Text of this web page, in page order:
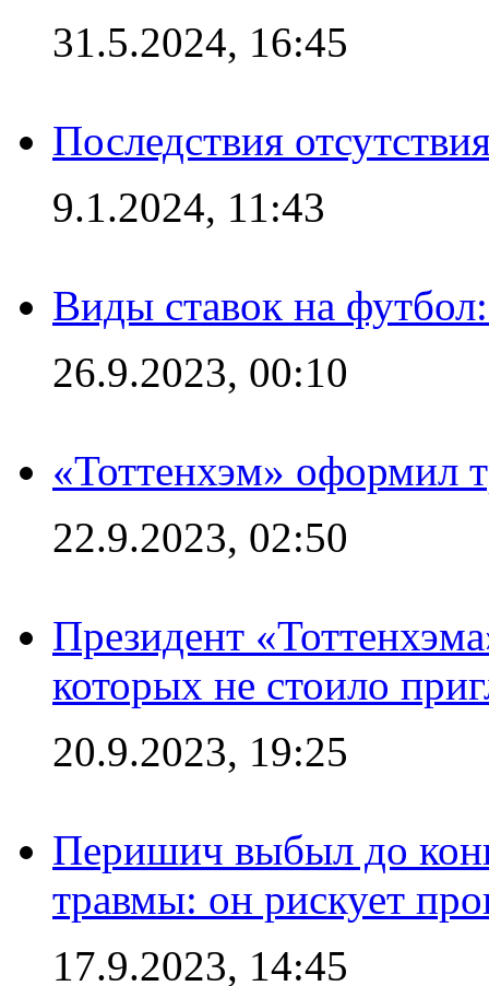
31.5.2024, 16:45
Последствия
9.1.2024, 11:43
Виды ставок на
26.9.2023, 00:10
«Тоттенхэм» оформил
22.9.2023, 02:50
Президент
которых не стоило
20.9.2023, 19:25
Перишич выбыл до
травмы: он рискует
17.9.2023, 14:45